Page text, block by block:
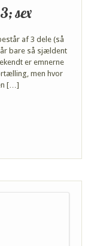
sex
af 3 dele (så
bare så sjældent
er emnerne
men hvor
[…]